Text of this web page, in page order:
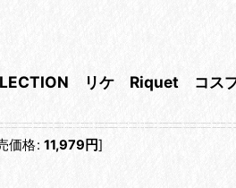
リケ Riquet コス
価格: 11,979 円]